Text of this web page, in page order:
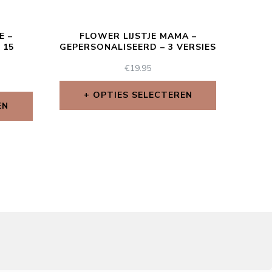
–
15
FLOWER LIJSTJE MAMA –
GEPERSONALISEERD – 3 VERSIES
€19.95
OPTIES SELECTEREN